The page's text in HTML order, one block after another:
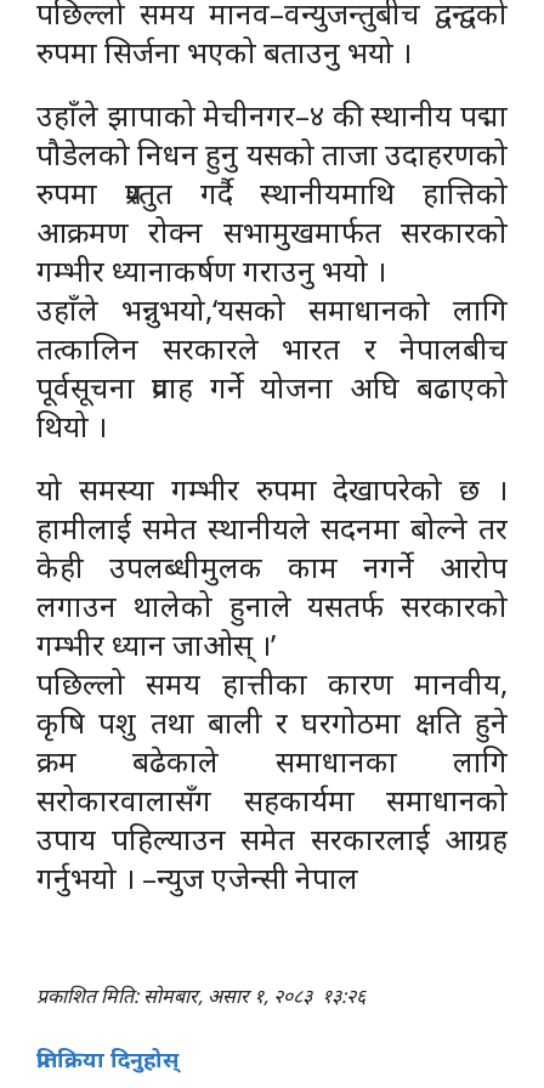
पछिल्लो समय मानव–वन्युजन्तुबीच द्वन्द्वको
रुपमा सिर्जना भएको बताउनु भयो ।
उहाँले झापाको मेचीनगर–४ की स्थानीय पद्मा
पौडेलको निधन हुनु यसको ताजा उदाहरणको
रुपमा प्रश्तुत गर्दै स्थानीयमाथि हात्तिको
आक्रमण रोक्न सभामुखमार्फत सरकारको
गम्भीर ध्यानाकर्षण गराउनु भयो ।
उहाँले भन्नुभयो,‘यसको समाधानको लागि
तत्कालिन सरकारले भारत र नेपालबीच
पूर्वसूचना प्रवाह गर्ने योजना अघि बढाएको
थियो ।
यो समस्या गम्भीर रुपमा देखापरेको छ ।
हामीलाई समेत स्थानीयले सदनमा बोल्ने तर
केही उपलब्धीमुलक काम नगर्ने आरोप
लगाउन थालेको हुनाले यसतर्फ सरकारको
गम्भीर ध्यान जाओस् ।’
पछिल्लो समय हात्तीका कारण मानवीय,
कृषि पशु तथा बाली र घरगोठमा क्षति हुने
क्रम बढेकाले समाधानका लागि
सरोकारवालासँग सहकार्यमा समाधानको
उपाय पहिल्याउन समेत सरकारलाई आग्रह
गर्नुभयो । –न्युज एजेन्सी नेपाल
प्रकाशित मिति: सोमबार, असार १, २०८३ १३:२६
प्रतिक्रिया दिनुहोस्